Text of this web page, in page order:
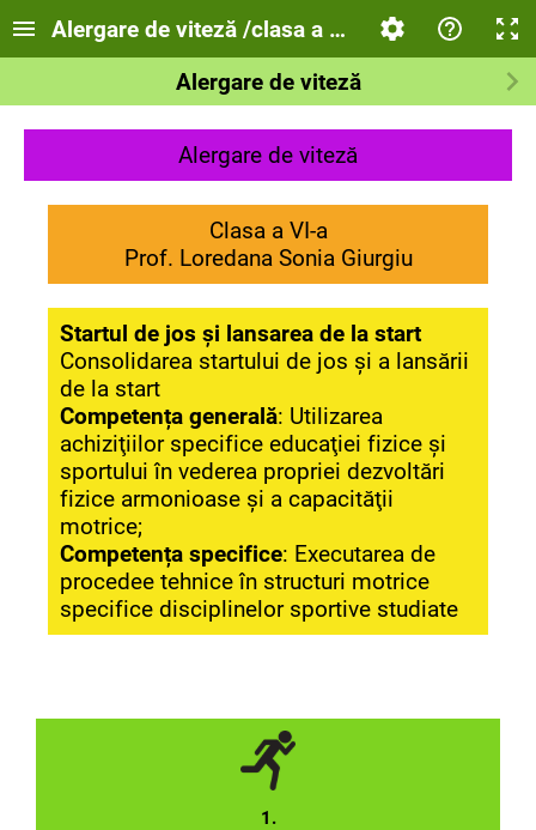
Alergare de viteză /clasa a VI-a
Alergare de viteză
Alergare de viteză
Clasa a VI-a
Prof. Loredana Sonia Giurgiu
Startul de jos și lansarea de la start
Consolidarea startului de jos și a lansării
de la start
Competența generală: Utilizarea
achiziţiilor specifice educaţiei fizice şi
sportului în vederea propriei dezvoltări
fizice armonioase şi a capacităţii
motrice;
Competența specifice: Executarea de
procedee tehnice în structuri motrice
specifice disciplinelor sportive studiate
1.